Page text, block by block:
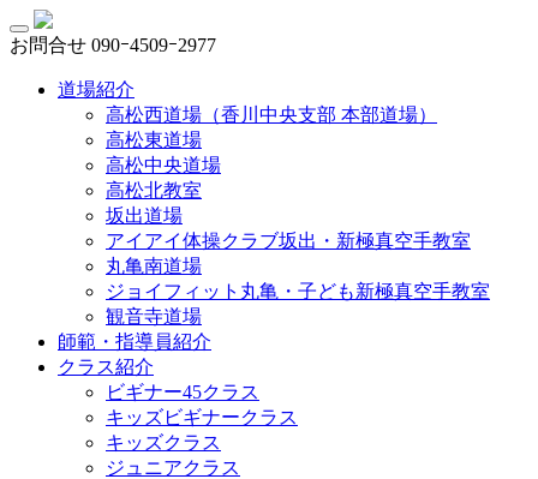
お問合せ 090ｰ4509ｰ2977
道場紹介
高松西道場（香川中央支部 本部道場）
高松東道場
高松中央道場
高松北教室
坂出道場
アイアイ体操クラブ坂出・新極真空手教室
丸亀南道場
ジョイフィット丸亀・子ども新極真空手教室
観音寺道場
師範・指導員紹介
クラス紹介
ビギナー45クラス
キッズビギナークラス
キッズクラス
ジュニアクラス